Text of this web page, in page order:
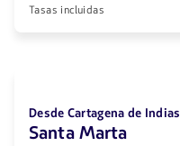
Tasas incluidas
Desde Cartagena de Indias
Santa Marta